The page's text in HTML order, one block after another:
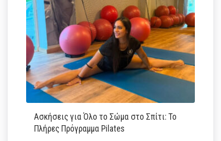
Ασκήσεις για Όλο το Σώμα στο Σπίτι: Το
Πλήρες Πρόγραμμα Pilates